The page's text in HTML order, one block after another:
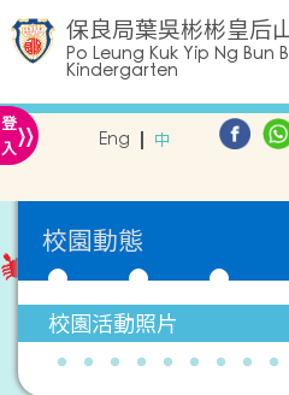
保良局葉吳彬彬皇后
Po Leung Kuk Yip Ng Bun
Kindergarten
登
入» Eng 中
校園動態
校園活動照片